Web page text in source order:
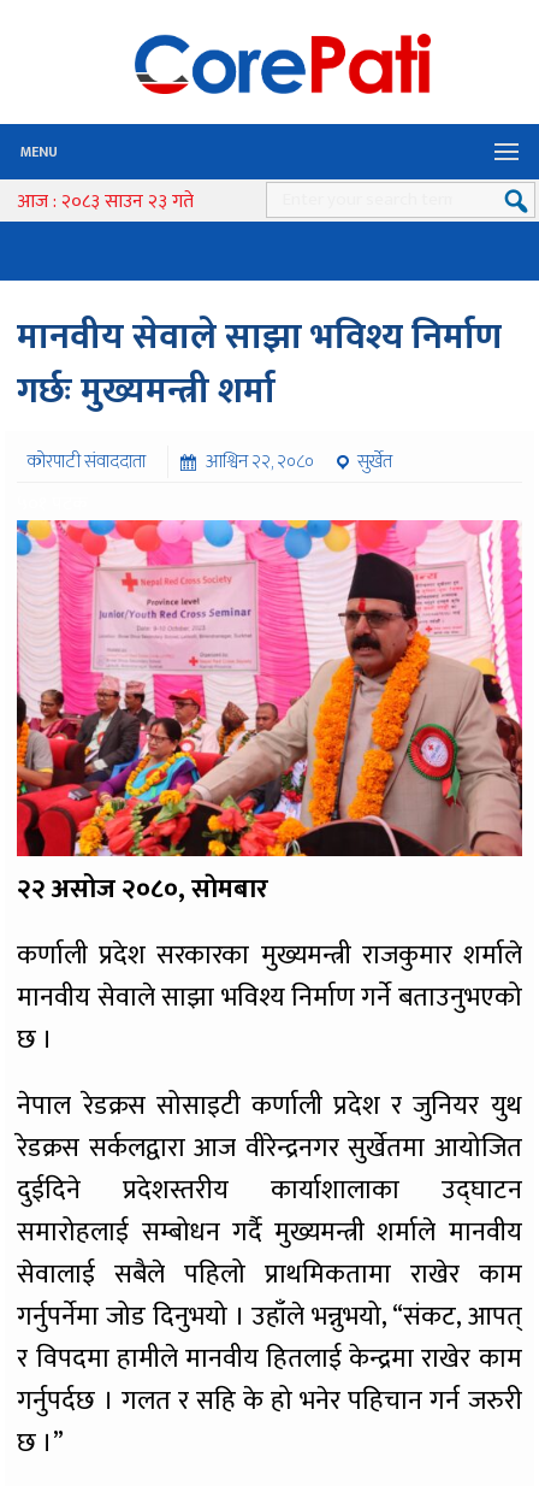
MENU
आज : २०८३ साउन २३ गते
मानवीय सेवाले साझा भविश्य निर्माण
गर्छः मुख्यमन्त्री शर्मा
कोरपाटी संवाददाता आश्विन २२, २०८०
सुर्खेत
२२ असोज २०८०, साेमबार
कर्णाली प्रदेश सरकारका मुख्यमन्त्री राजकुमार शर्माले
मानवीय सेवाले साझा भविश्य निर्माण गर्ने बताउनुभएको
छ ।
नेपाल रेडक्रस सोसाइटी कर्णाली प्रदेश र जुनियर युथ
रेडक्रस सर्कलद्वारा आज वीरेन्द्रनगर सुर्खेतमा आयोजित
दुईदिने प्रदेशस्तरीय कार्याशालाका उद्घाटन
समारोहलाई सम्बोधन गर्दै मुख्यमन्त्री शर्माले मानवीय
सेवालाई सबैले पहिलो प्राथमिकतामा राखेर काम
गर्नुपर्नेमा जोड दिनुभयो । उहाँले भन्नुभयो, “संकट, आपत्
र विपदमा हामीले मानवीय हितलाई केन्द्रमा राखेर काम
गर्नुपर्दछ । गलत र सहि के हो भनेर पहिचान गर्न जरुरी
छ ।”